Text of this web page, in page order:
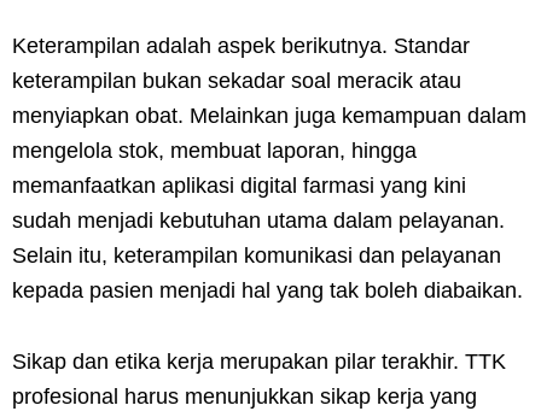
Keterampilan adalah aspek berikutnya. Standar
keterampilan bukan sekadar soal meracik atau
menyiapkan obat. Melainkan juga kemampuan dalam
mengelola stok, membuat laporan, hingga
memanfaatkan aplikasi digital farmasi yang kini
sudah menjadi kebutuhan utama dalam pelayanan.
Selain itu, keterampilan komunikasi dan pelayanan
kepada pasien menjadi hal yang tak boleh diabaikan.
Sikap dan etika kerja merupakan pilar terakhir. TTK
profesional harus menunjukkan sikap kerja yang